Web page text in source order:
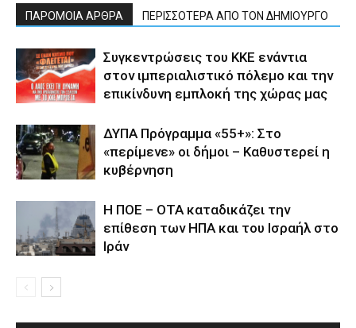
ΠΑΡΟΜΟΙΑ ΑΡΘΡΑ ΠΕΡΙΣΣΟΤΕΡΑ ΑΠΟ ΤΟΝ ΔΗΜΙΟΥΡΓΟ
Συγκεντρώσεις του ΚΚΕ ενάντια
στον ιμπεριαλιστικό πόλεμο και την
επικίνδυνη εμπλοκή της χώρας μας
ΔΥΠΑ Πρόγραμμα «55+»: Στο
«περίμενε» οι δήμοι – Καθυστερεί η
κυβέρνηση
Η ΠΟΕ – ΟΤΑ καταδικάζει την
επίθεση των ΗΠΑ και του Ισραήλ στο
Ιράν